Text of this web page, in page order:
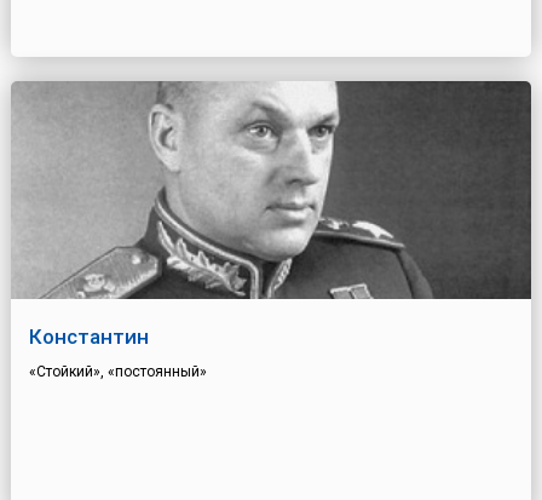
Константин
«Стойкий», «постоянный»